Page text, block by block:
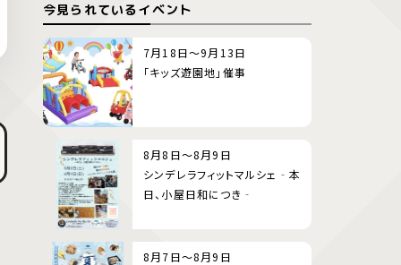
今見られているイベント
7月18日～9月13日
「キッズ遊園地」催事
8月8日～8月9日
シンデレラフィットマルシェ‐本
日、小屋日和につき‐
8月7日～8月9日